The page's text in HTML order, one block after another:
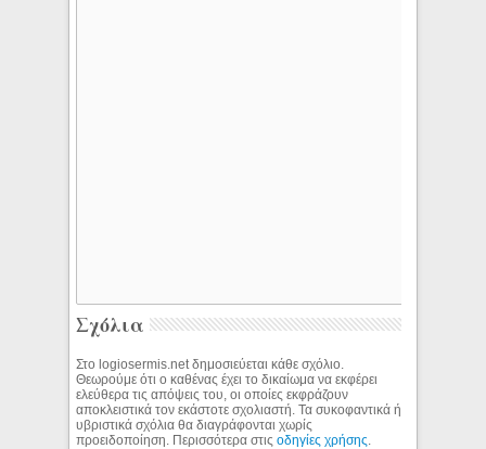
Σχόλια
Στο logiosermis.net δημοσιεύεται κάθε σχόλιο.
Θεωρούμε ότι ο καθένας έχει το δικαίωμα να εκφέρει
ελεύθερα τις απόψεις του, οι οποίες εκφράζουν
αποκλειστικά τον εκάστοτε σχολιαστή. Τα συκοφαντικά ή
υβριστικά σχόλια θα διαγράφονται χωρίς
προειδοποίηση. Περισσότερα στιςοδηγίες χρήσης